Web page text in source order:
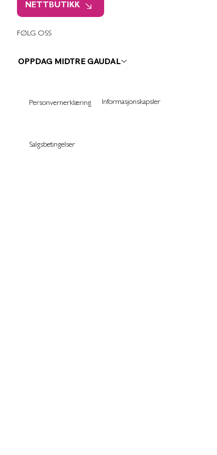
Personvernerklæring Informasjonskapsler
Salgsbetingelser
NETTBUTIKK
FØLG OSS
OPPDAG MIDTRE GAUDAL